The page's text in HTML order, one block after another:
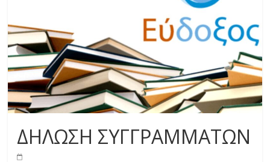
Εκκλησιαστική
Ακαδημία
Αθηνών
ΔΗΛΩΣΗ ΣΥΓΓΡΑΜΜΑΤΩΝ